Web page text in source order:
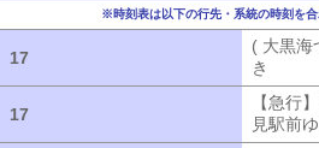
※時刻表は以下の行先・系統の時刻を
17
( 大黒海
き
17
【急行
見駅前